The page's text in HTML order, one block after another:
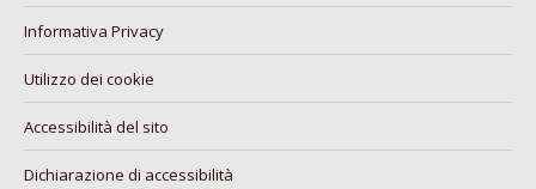
Informativa Privacy
Utilizzo dei cookie
Accessibilità del sito
Dichiarazione di accessibilità